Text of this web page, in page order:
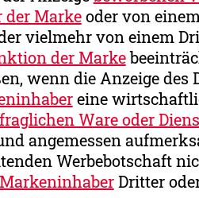
der Markeoder von
vielmehr von einem
der Marke
wenn die Anzeige des
eine
Ware oder
angemessen
Werbebotschaft
MarkeninhaberDritter